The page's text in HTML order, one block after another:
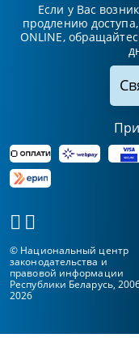
Если у Вас
продлению
ONLINE,
© Национальный центр
законодательства и
правовой информации
Республики Беларусь,
2026